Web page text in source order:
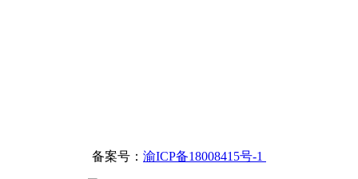
备案号： 渝ICP备18008415号-1